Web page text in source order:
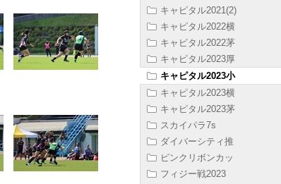
キャピタル2021(2)
キャピタル2022横
キャピタル2022茅
キャピタル2023厚
キャピタル2023小
キャピタル2023横
キャピタル2023茅
スカイパラ7s
ダイバーシティ推
ピンクリボンカッ
フィジー戦2023